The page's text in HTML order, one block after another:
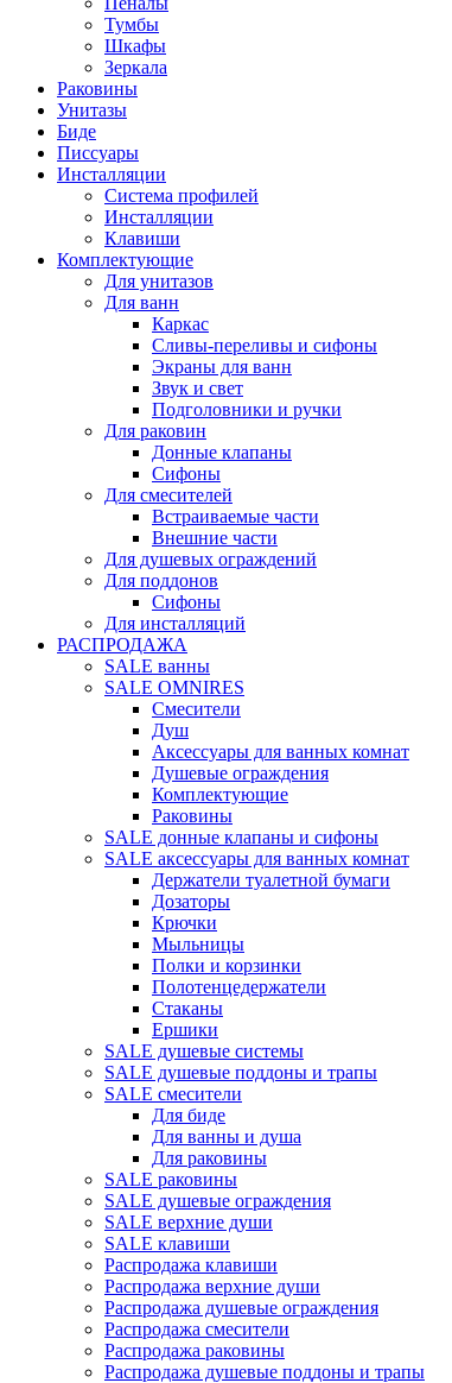
Тумбы
Шкафы
Зеркала
Раковины
Унитазы
Биде
Писсуары
Инсталляции
Система профилей
Инсталляции
Клавиши
Комплектующие
Для унитазов
Для ванн
Каркас
Сливы-переливы и сифоны
Экраны для ванн
Звук и свет
Подголовники и ручки
Для раковин
Донные клапаны
Сифоны
Для смесителей
Встраиваемые части
Внешние части
Для душевых ограждений
Для поддонов
Сифоны
Для инсталляций
РАСПРОДАЖА
SALE ванны
SALE OMNIRES
Смесители
Душ
Аксессуары для ванных комнат
Душевые ограждения
Комплектующие
Раковины
SALE донные клапаны и сифоны
SALE аксессуары для ванных комнат
Держатели туалетной бумаги
Дозаторы
Крючки
Мыльницы
Полки и корзинки
Полотенцедержатели
Стаканы
Ершики
SALE душевые системы
SALE душевые поддоны и трапы
SALE смесители
Для биде
Для ванны и душа
Для раковины
SALE раковины
SALE душевые ограждения
SALE верхние души
SALE клавиши
Распродажа клавиши
Распродажа верхние души
Распродажа душевые ограждения
Распродажа смесители
Распродажа раковины
Распродажа душевые поддоны и трапы